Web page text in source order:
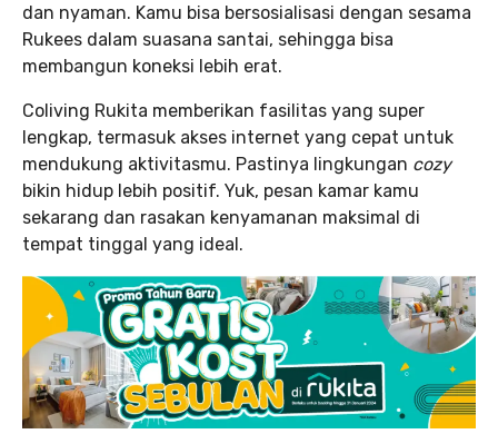
dan nyaman. Kamu bisa bersosialisasi dengan sesama
Rukees dalam suasana santai, sehingga bisa
membangun koneksi lebih erat.
Coliving Rukita memberikan fasilitas yang super
lengkap, termasuk akses internet yang cepat untuk
mendukung aktivitasmu. Pastinya lingkungan cozy
bikin hidup lebih positif. Yuk, pesan kamar kamu
sekarang dan rasakan kenyamanan maksimal di
tempat tinggal yang ideal.